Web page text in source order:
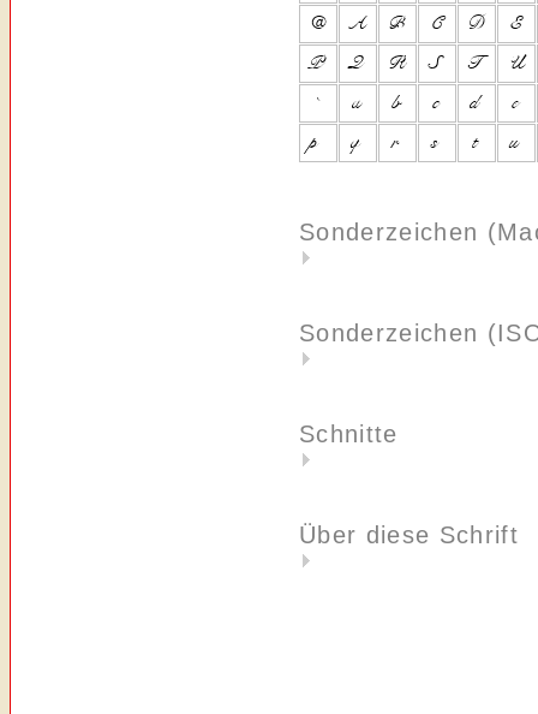
Sonderzeichen
Sonderzeichen
Schnitte
Über diese Schrift